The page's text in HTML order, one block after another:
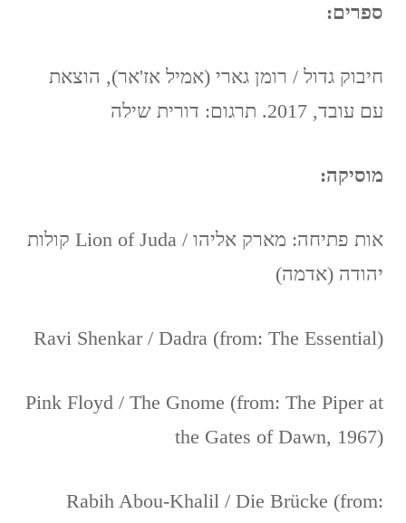
ספרים:
חיבוק גדול / רומן גארי (אמיל אז'אר), הוצאת
עם עובד, 2017. תרגום: דורית שילה
מוסיקה:
אות פתיחה: מארק אליהו / Lion of Juda קולות
יהודה (אדמה)
Ravi Shenkar / Dadra (from: The Essential)
Pink Floyd / The Gnome (from: The Piper at
the Gates of Dawn, 1967)
Rabih Abou-Khalil / Die Brücke (from: